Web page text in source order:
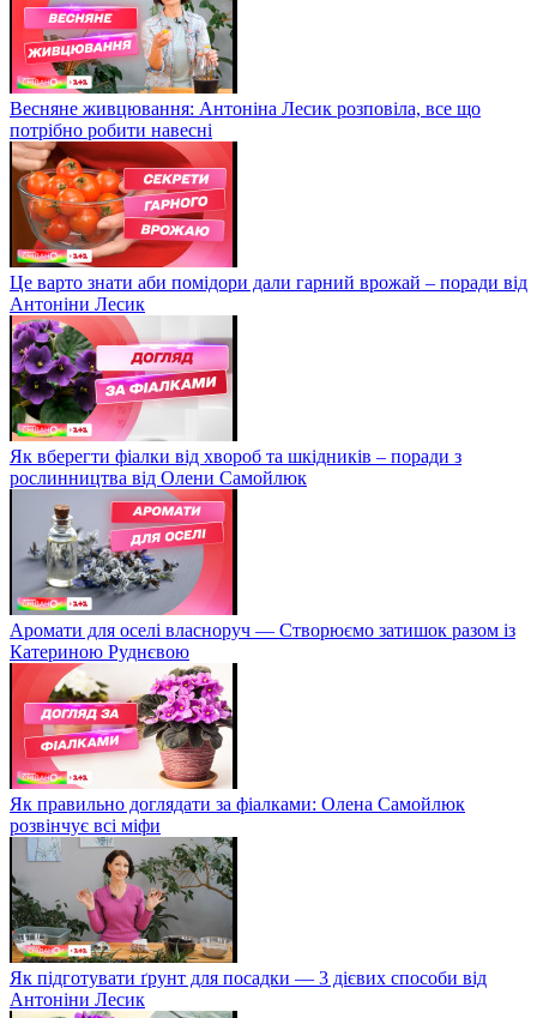
Весняне живцювання: Антоніна Лесик розповіла, все що
потрібно робити навесні
Це варто знати аби помідори дали гарний врожай – поради від
Антоніни Лесик
Як вберегти фіалки від хвороб та шкідників – поради з
рослинництва від Олени Самойлюк
Аромати для оселі власноруч — Створюємо затишок разом із
Катериною Руднєвою
Як правильно доглядати за фіалками: Олена Самойлюк
розвінчує всі міфи
Як підготувати ґрунт для посадки — 3 дієвих способи від
Антоніни Лесик